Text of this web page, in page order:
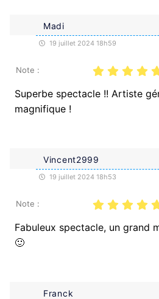
Madi
19 juillet 2024 18h59
Note :
Superbe spectacle !! Artiste
magnifique !
Vincent2999
19 juillet 2024 18h53
Note :
Fabuleux spectacle, un grand
🙂
Franck